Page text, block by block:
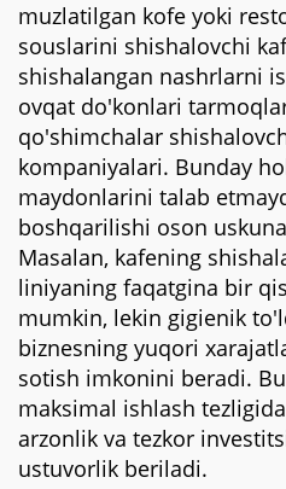
muzlatilgan kofe yoki
souslarini shishalovchi
shishalangan nashrlarni
ovqat do'konlari
qo'shimchalar
kompaniyalari. Bunday
maydonlarini talab
boshqarilishi oson
Masalan, kafening
liniyaning faqatgina bir
mumkin, lekin gigienik
biznesning yuqori
sotish imkonini beradi.
maksimal ishlash
arzonlik va tezkor
ustuvorlik beriladi.